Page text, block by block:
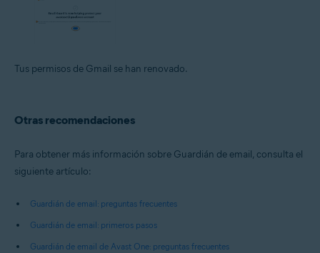
Tus permisos de Gmail se han renovado.
Otras recomendaciones
Para obtener más información sobre Guardián de email, consulta el
siguiente artículo:
Guardián de email: preguntas frecuentes
Guardián de email: primeros pasos
Guardián de email de Avast One: preguntas frecuentes